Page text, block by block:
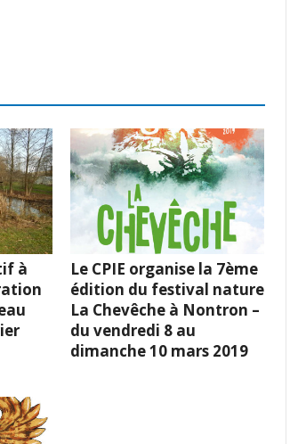
à
Le CPIE organise la 7ème
édition du festival nature
La Chevêche à Nontron –
du vendredi 8 au
dimanche 10 mars 2019